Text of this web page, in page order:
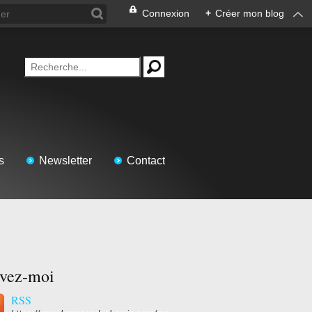
Connexion + Créer mon blog
Newsletter Contact
moi
RSS